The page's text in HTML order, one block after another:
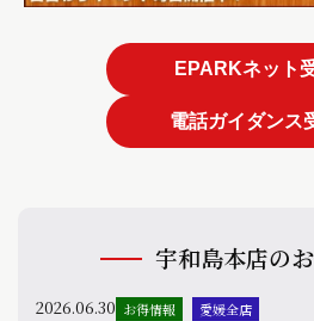
EPARKネット
電話ガイダンス
宇和島本店の
2026.06.30 お得情報 愛媛全店